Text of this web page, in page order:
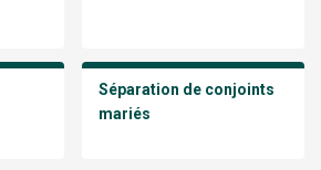
Séparation de conjoints
mariés